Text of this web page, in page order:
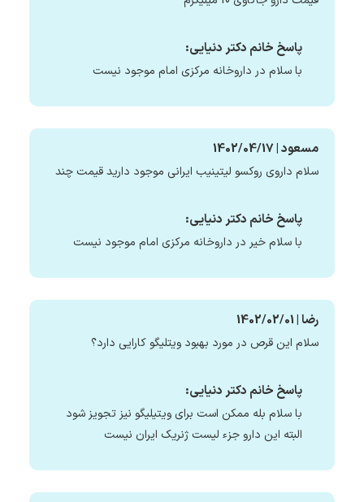
پاسخ خانم دکتر دنیایی:
با سلام در داروخانه مرکزی امام موجود نیست
مسعود | 1402/04/17
سلام داروی روکسو لیتینیب ایرانی موجود دارید قیمت چند
پاسخ خانم دکتر دنیایی:
با سلام خیر در داروخانه مرکزی امام موجود نیست
رضا | 1402/02/01
سلام این قرص در مورد بهبود ویتلیگو کارایی دارد؟
پاسخ خانم دکتر دنیایی:
با سلام بله ممکن است برای ویتیلیگو نیز تجویز شود
البته این دارو جزء لیست ژنریک ایران نیست